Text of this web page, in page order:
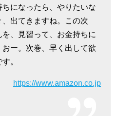
になったら、やりたいな
出てきますね。この次
、見習って、お金持ちに
ー。次巻、早く出して欲
。
https://www.amazon.co.jp